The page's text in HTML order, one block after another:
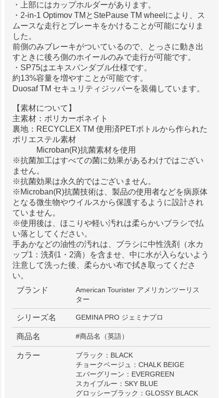
・上部にはカップホルダーがあります。
・2-in-1 Optimov TMとStePause TM wheelにより、ス
ムースな走行とブレーキをかけることが可能になりま
した。
前側のみブレーキがついているので、とっさに動き出
すときに後ろ側のホイールのみで走行が可能です。
・SP75はエキスパンダブル仕様です。
約13%容量を増やすことが可能です。
Duosaf TM セキュリティジッパーを装備しています。
【素材について】
主素材：ポリカーボネイト
裏地：RECYCLEX TM 使用済PETボトルから作られた
ポリエステル素材
Microban(R)抗菌素材を使用
※抗菌加工はすべての菌に効果があるわけではござい
ません。
※抗菌効果は永久的ではございません。
※Microban(R)抗菌技術は、製品の使用者などを病原体
となる微生物やウイルスから保護するように設計され
ていません。
※使用後は、ほこりや軽い汚れは柔らかいブラシで払
い落としてください。
手あかなどの油性の汚れは、ブラシに中性洗剤（水カ
ップ1：洗剤1・2滴）を含ませ、中に水が入らないよう
注意して洗った後、柔らかい布で拭き取ってくださ
い。
ブランド
American Tourister アメリカンツーリス
ター
シリーズ名 GEMINA PRO ジェミナプロ
商品名 #商品名（英語）
カラー
ブラック：BLACK
チョークベージュ：CHALK BEIGE
エバーグリーン：EVERGREEN
スカイブルー：SKY BLUE
グロッシーブラック：GLOSSY BLACK